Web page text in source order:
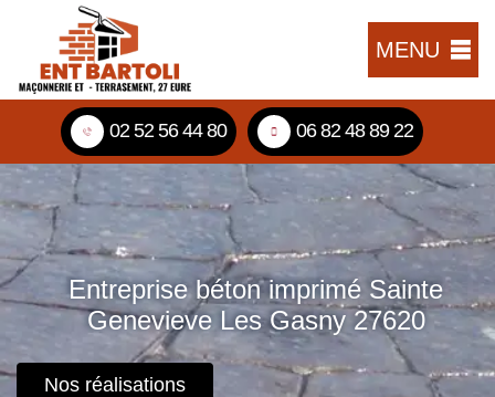
MENU
02 52 56 44 80 06 82 48 89 22
Entreprise béton imprimé Sainte
Genevieve Les Gasny 27620
Nos réalisations